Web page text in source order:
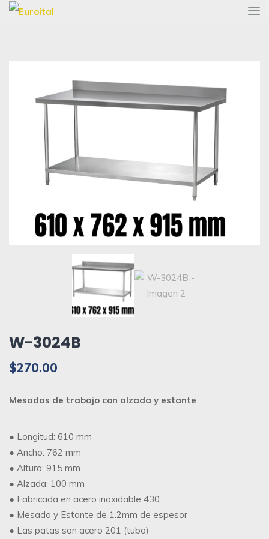
W-3024B
$270.00
Mesadas de trabajo con alzada y estante
● Longitud: 610 mm
● Ancho: 762 mm
● Altura: 915 mm
● Alzada: 100 mm
● Fabricada en acero inoxidable 430
● Mesada y Estante de 1.2mm de espesor
● Las patas son acero 201 (tubo)